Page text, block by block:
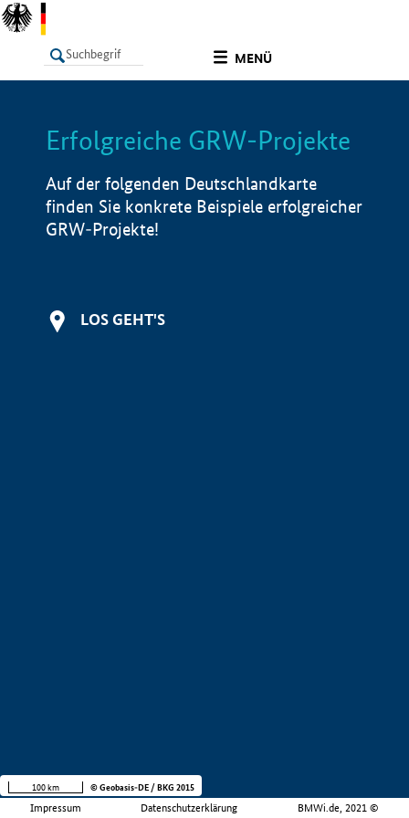
MENÜ
LISTE Info
Erfolgreiche GRW-Projekte
Auf der folgenden Deutschlandkarte
finden Sie konkrete Beispiele erfolgreicher
GRW-Projekte!
LOS GEHT'S
Impressum Datenschutzerklärung BMWi.de, 2021 ©
100 km © Geobasis-DE / BKG 2015